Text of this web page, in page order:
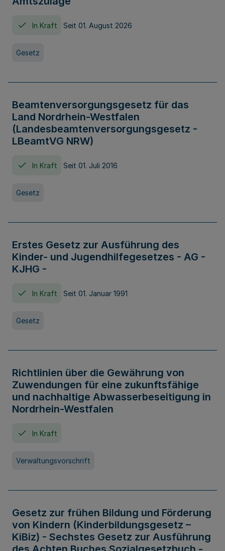
In Kraft Seit 01. August 2026
Gesetz
Beamtenversorgungsgesetz für das
Land Nordrhein-Westfalen
(Landesbeamtenversorgungsgesetz -
LBeamtVG NRW)
In Kraft Seit 01. Juli 2016
Gesetz
Erstes Gesetz zur Ausführung des
Kinder- und Jugendhilfegesetzes - AG -
KJHG -
In Kraft Seit 01. Januar 1991
Gesetz
Richtlinien über die Gewährung von
Zuwendungen für eine zukunftsfähige
und nachhaltige Abwasserbeseitigung in
Nordrhein-Westfalen
In Kraft
Verwaltungsvorschrift
Gesetz zur frühen Bildung und Förderung
von Kindern (Kinderbildungsgesetz –
KiBiz) - Sechstes Gesetz zur Ausführung